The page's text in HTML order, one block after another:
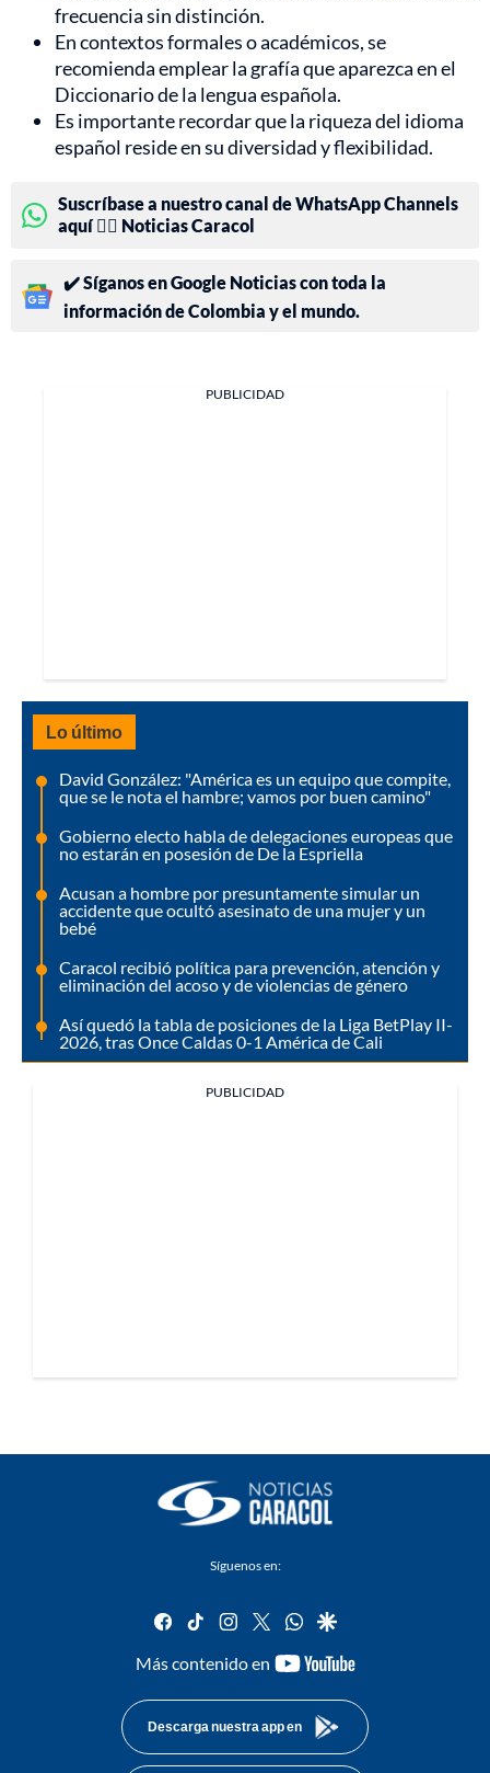
frecuencia sin distinción.
En contextos formales o académicos, se
recomienda emplear la grafía que aparezca en el
Diccionario de la lengua española.
Es importante recordar que la riqueza del idioma
español reside en su diversidad y flexibilidad.
Suscríbase a nuestro canal de WhatsApp Channels
aquí 👉🏻 Noticias Caracol
✔️ Síganos en Google Noticias con toda la
información de Colombia y el mundo.
PUBLICIDAD
Lo último
David González: "América es un equipo que compite,
que se le nota el hambre; vamos por buen camino"
Gobierno electo habla de delegaciones europeas que
no estarán en posesión de De la Espriella
Acusan a hombre por presuntamente simular un
accidente que ocultó asesinato de una mujer y un
bebé
Caracol recibió política para prevención, atención y
eliminación del acoso y de violencias de género
Así quedó la tabla de posiciones de la Liga BetPlay II-
2026, tras Once Caldas 0-1 América de Cali
PUBLICIDAD
Síguenos en:
facebook
tiktok instagram
twitterwhatsapp
google
Más contenido en
youtube-
Descarga nuestra app en